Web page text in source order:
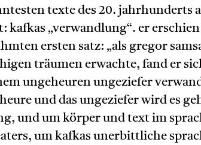
texte des 20. jahrhunderts
kafkas „verwandlung“. er
ersten satz: „als gregor
träumen erwachte, fand er
ungeheuren ungeziefer
und das ungeziefer wird es
und um körper und text im
um kafkas unerbittliche